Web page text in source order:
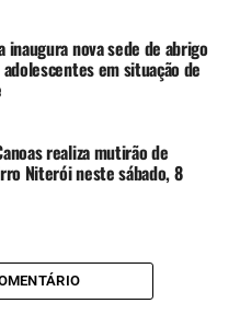
FEATURED
DE CANOAS
E HABITAÇÃO DE
em Canoas
confira entrevista
inaugura nova sede de abrigo
em situação de
realiza mutirão de
Niterói neste sábado, 8